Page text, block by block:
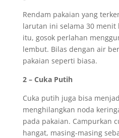
Rendam pakaian yang
larutan ini selama 30 menit
itu, gosok perlahan
lembut. Bilas dengan air
pakaian seperti biasa.
2 – Cuka Putih
Cuka putih juga bisa
menghilangkan noda
pada pakaian. Campurkan
hangat, masing-masing